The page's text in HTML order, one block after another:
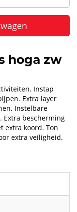
hoga zw
Instap
Extra layer
Instelbare
Extra bescherming
extra koord. Ton
extra veiligheid.